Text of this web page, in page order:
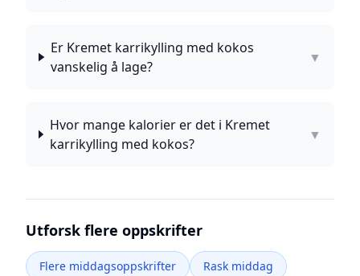
Er Kremet karrikylling med kokos
vanskelig å lage?
▼
Hvor mange kalorier er det i Kremet
karrikylling med kokos?
▼
Utforsk flere oppskrifter
Flere middagsoppskrifter
Rask middag